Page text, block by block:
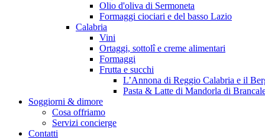
Olio d'oliva di Sermoneta
Formaggi ciociari e del basso Lazio
Calabria
Vini
Ortaggi, sottolî e creme alimentari
Formaggi
Frutta e succhi
L’Annona di Reggio Calabria e il
Pasta & Latte di Mandorla di
Soggiorni & dimore
Cosa offriamo
Servizi concierge
Contatti